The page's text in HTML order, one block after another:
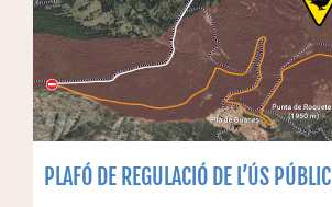
PLAFÓ DE REGULACIÓ DE L’ÚS PÚBLIC